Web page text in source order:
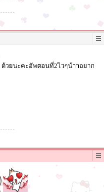
ด้วยนะคะอัพตอนที่2ไวๆน้าาอยาก